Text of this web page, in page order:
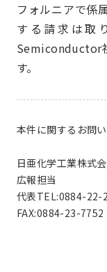
フォルニアで係
する請求は取
Semiconductor
す。
本件に関するお問
日亜化学工業株式
広報担当
代表TEL:0884-22-
FAX:0884-23-7752